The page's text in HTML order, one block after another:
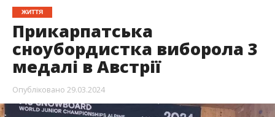
ЖИТТЯ
Прикарпатська
сноубордистка виборола 3
медалі в Австрії
Опубліковано 29.03.2024